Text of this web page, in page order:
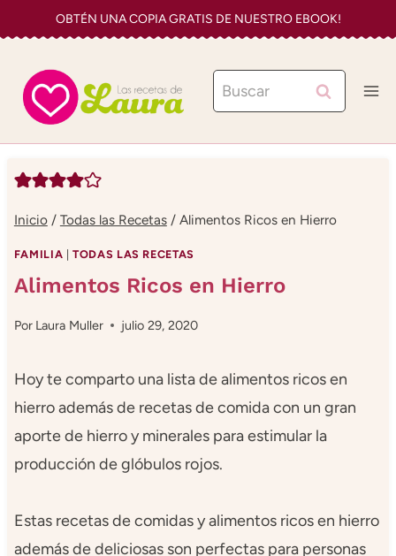
al
contenido
OBTÉN UNA COPIA GRATIS DE NUESTRO EBOOK!
Buscar:
Inicio / Todas las Recetas / Alimentos Ricos en Hierro
FAMILIA |TODAS LAS RECETAS
Alimentos Ricos en Hierro
Por Laura Muller julio 29, 2020
Hoy te comparto una lista de alimentos ricos en
hierro además de recetas de comida con un gran
aporte de hierro y minerales para estimular la
producción de glóbulos rojos.
Estas recetas de comidas y alimentos ricos en hierro
además de deliciosas son perfectas para personas